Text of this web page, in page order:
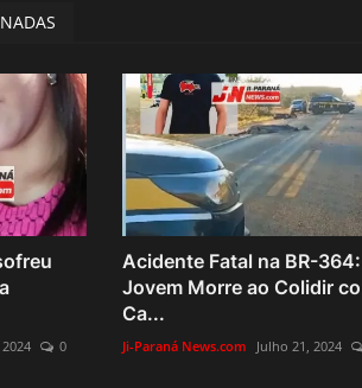
0
Acidente Fatal na BR-364:
Jovem Morre ao Colidir
Ca...
Ji-Paraná News.com Julho 21, 2024